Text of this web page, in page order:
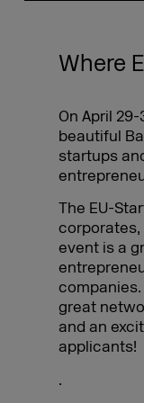
Where
On April
beautiful
startups
The EU-
corporates,
event is a
great
and an
applicants!
.